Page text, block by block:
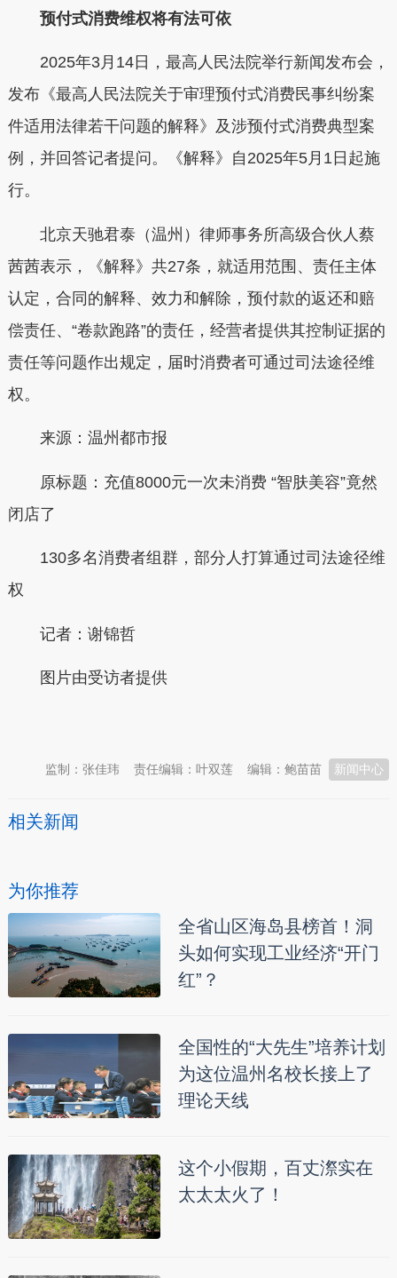
预付式消费维权将有法可依
2025年3月14日，最高人民法院举行新闻发布会，
发布《最高人民法院关于审理预付式消费民事纠纷案
件适用法律若干问题的解释》及涉预付式消费典型案
例，并回答记者提问。《解释》自2025年5月1日起施
行。
北京天驰君泰（温州）律师事务所高级合伙人蔡
茜茜表示，《解释》共27条，就适用范围、责任主体
认定，合同的解释、效力和解除，预付款的返还和赔
偿责任、“卷款跑路”的责任，经营者提供其控制证据的
责任等问题作出规定，届时消费者可通过司法途径维
权。
来源：温州都市报
原标题：充值8000元一次未消费 “智肤美容”竟然
闭店了
130多名消费者组群，部分人打算通过司法途径维
权
记者：谢锦哲
图片由受访者提供
新闻中心
编辑：鲍苗苗
责任编辑：叶双莲
监制：张佳玮
相关新闻
为你推荐
全省山区海岛县榜首！洞
头如何实现工业经济“开门
红”？
全国性的“大先生”培养计划
为这位温州名校长接上了
理论天线
这个小假期，百丈漈实在
太太太火了！